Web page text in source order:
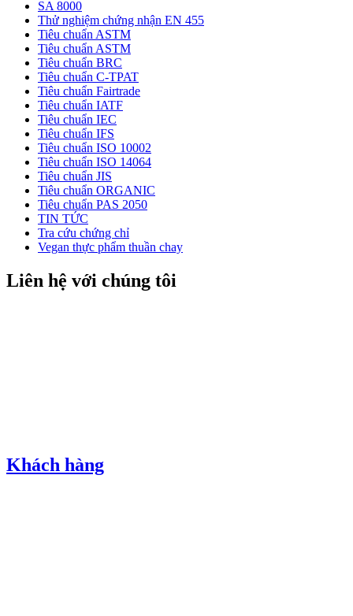
SA 8000
Thử nghiệm chứng nhận EN 455
Tiêu chuẩn ASTM
Tiêu chuẩn ASTM
Tiêu chuẩn BRC
Tiêu chuẩn C-TPAT
Tiêu chuẩn Fairtrade
Tiêu chuẩn IATF
Tiêu chuẩn IEC
Tiêu chuẩn IFS
Tiêu chuẩn ISO 10002
Tiêu chuẩn ISO 14064
Tiêu chuẩn JIS
Tiêu chuẩn ORGANIC
Tiêu chuẩn PAS 2050
TIN TỨC
Tra cứu chứng chỉ
Vegan thực phẩm thuần chay
Liên hệ với chúng tôi
Khách hàng